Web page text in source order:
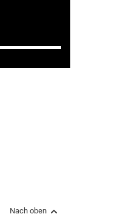
Nach oben